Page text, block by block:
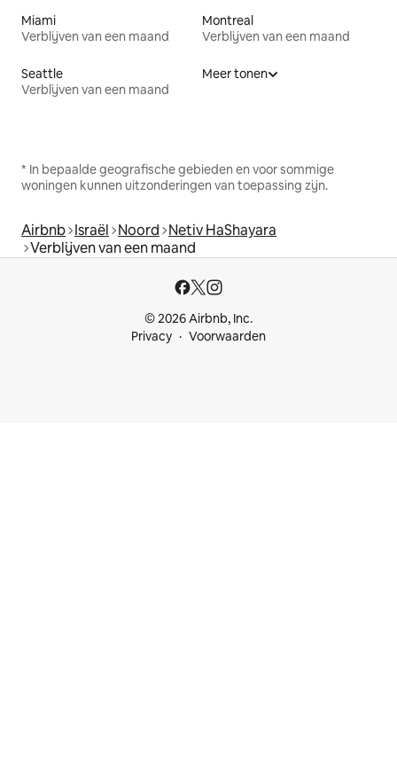
Miami
Verblijven van een maand
Montreal
Verblijven van een maand
Seattle
Verblijven van een maand
Meer tonen
* In bepaalde geografische gebieden en voor sommige
woningen kunnen uitzonderingen van toepassing zijn.
Airbnb Israël Noord Netiv HaShayara
Verblijven van een maand
© 2026 Airbnb, Inc.
Privacy
Voorwaarden